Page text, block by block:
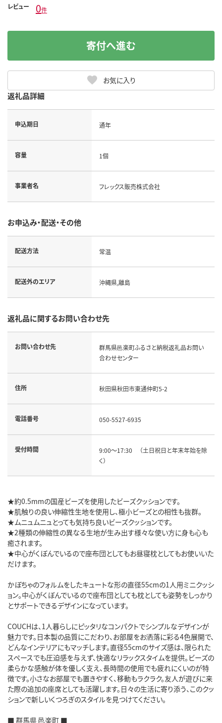
レビュー 0件
お気に入り
寄付へ進む
返礼品詳細
申込期日 通年
容量 1個
事業者名 フレックス販売株式会社
お申込み・配送・その他
配送方法 常温
配送外のエリア 沖縄県,離島
返礼品に関するお問い合わせ先
お問い合わせ先
群馬県邑楽町ふるさと納税返礼品お問い
合わせセンター
住所 秋田県秋田市東通仲町5-2
電話番号 050-5527-6935
受付時間
9:00～17:30 （土日祝日と年末年始を除
く）
★約0.5mmの国産ビーズを使用したビーズクッションです。
★肌触りの良い伸縮性生地を使用し、極小ビーズとの相性も抜群。
★ムニュムニュとっても気持ち良いビーズクッションです。
★2種類の伸縮性の異なる生地が生み出す様々な使い方に身も心も
癒されます。
★中心がくぼんでいるので座布団としてもお昼寝枕としてもお使いいた
だけます。
かぼちゃのフォルムをしたキュートな形の直径55cmの1人用ミニクッシ
ョン。中心がくぼんでいるので座布団としても枕としても姿勢をしっかり
とサポートできるデザインになっています。
COUCHは、1人暮らしにピッタリなコンパクトでシンプルなデザインが
魅力です。日本製の品質にこだわり、お部屋をお洒落に彩る4色展開で、
どんなインテリアにもマッチします。直径55cmのサイズ感は、限られた
スペースでも圧迫感を与えず、快適なリラックスタイムを提供。ビーズの
柔らかな感触が体を優しく支え、長時間の使用でも疲れにくいのが特
徴です。小さなお部屋でも置きやすく、移動もラクラク。友人が遊びに来
た際の追加の座席としても活躍します。日々の生活に寄り添う、このクッ
ションで新しいくつろぎのスタイルを見つけてください。
■ 群馬県 邑楽町 ■